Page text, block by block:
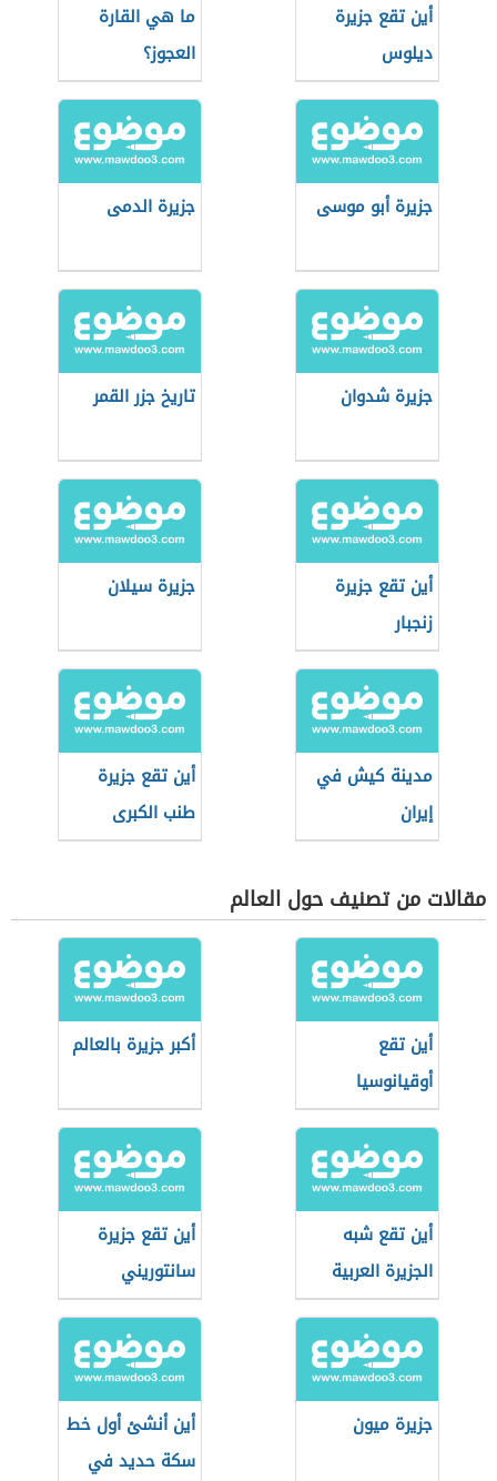
أين تقع جزيرة
ديلوس
ما هي القارة
العجوز؟
جزيرة أبو موسى جزيرة الدمى
جزيرة شدوان تاريخ جزر القمر
أين تقع جزيرة
زنجبار
جزيرة سيلان
مدينة كيش في
إيران
أين تقع جزيرة
طنب الكبرى
مقالات من تصنيف حول العالم
أين تقع
أوقيانوسيا
أكبر جزيرة بالعالم
أين تقع شبه
الجزيرة العربية
أين تقع جزيرة
سانتوريني
جزيرة ميون
أين أنشئ أول خط
سكة حديد في